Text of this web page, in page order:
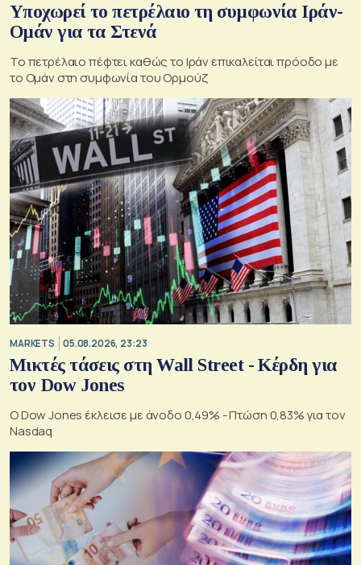
Υποχωρεί το πετρέλαιο τη συμφωνία Ιράν-
Ομάν για τα Στενά
Το πετρέλαιο πέφτει καθώς το Ιράν επικαλείται πρόοδο με
το Ομάν στη συμφωνία του Ορμούζ
MARKETS 05.08.2026, 23:23
Μικτές τάσεις στη Wall Street - Κέρδη για
τον Dow Jones
Ο Dow Jones έκλεισε με άνοδο 0,49% - Πτώση 0,83% για τον
Nasdaq